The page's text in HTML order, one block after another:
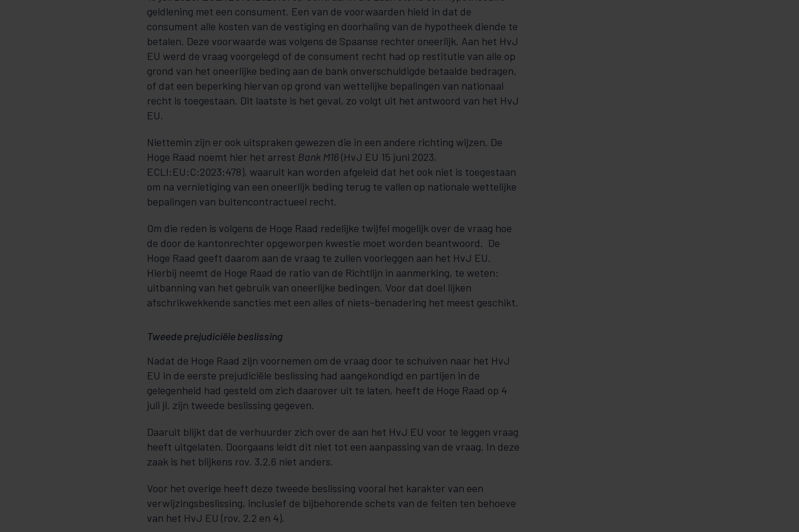
geldlening met een consument. Een van de voorwaarden hield in dat de
consument alle kosten van de vestiging en doorhaling van de hypotheek diende te
betalen. Deze voorwaarde was volgens de Spaanse rechter oneerlijk. Aan het HvJ
EU werd de vraag voorgelegd of de consument recht had op restitutie van alle op
grond van het oneerlijke beding aan de bank onverschuldigde betaalde bedragen,
of dat een beperking hiervan op grond van wettelijke bepalingen van nationaal
recht is toegestaan. Dit laatste is het geval, zo volgt uit het antwoord van het HvJ
EU.
Niettemin zijn er ook uitspraken gewezen die in een andere richting wijzen. De
Hoge Raad noemt hier het arrest Bank M16(HvJ EU 15 juni 2023,
ECLI:EU:C:2023:478), waaruit kan worden afgeleid dat het ook niet is toegestaan
om na vernietiging van een oneerlijk beding terug te vallen op nationale wettelijke
bepalingen van buitencontractueel recht.
Om die reden is volgens de Hoge Raad redelijke twijfel mogelijk over de vraag hoe
de door de kantonrechter opgeworpen kwestie moet worden beantwoord. De
Hoge Raad geeft daarom aan de vraag te zullen voorleggen aan het HvJ EU.
Hierbij neemt de Hoge Raad de ratio van de Richtlijn in aanmerking, te weten:
uitbanning van het gebruik van oneerlijke bedingen. Voor dat doel lijken
afschrikwekkende sancties met een alles of niets-benadering het meest geschikt.
Tweede prejudiciële beslissing
Nadat de Hoge Raad zijn voornemen om de vraag door te schuiven naar het HvJ
EU in de eerste prejudiciële beslissing had aangekondigd en partijen in de
gelegenheid had gesteld om zich daarover uit te laten, heeft de Hoge Raad op 4
juli jl. zijn tweede beslissing gegeven.
Daaruit blijkt dat de verhuurder zich over de aan het HvJ EU voor te leggen vraag
heeft uitgelaten. Doorgaans leidt dit niet tot een aanpassing van de vraag. In deze
zaak is het blijkens rov. 3.2.6 niet anders.
Voor het overige heeft deze tweede beslissing vooral het karakter van een
verwijzingsbeslissing, inclusief de bijbehorende schets van de feiten ten behoeve
van het HvJ EU (rov. 2.2 en 4).